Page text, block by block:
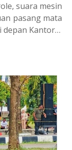
suara mesin
pasang mata
depan Kantor…